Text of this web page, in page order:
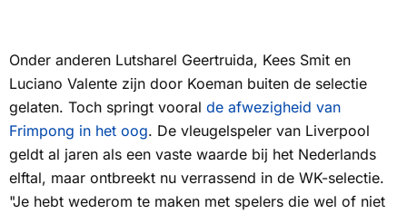
Onder anderen Lutsharel Geertruida, Kees Smit en
Luciano Valente zijn door Koeman buiten de selectie
gelaten. Toch springt vooral de afwezigheid van
Frimpong in het oog. De vleugelspeler van Liverpool
geldt al jaren als een vaste waarde bij het Nederlands
elftal, maar ontbreekt nu verrassend in de WK-selectie.
"Je hebt wederom te maken met spelers die wel of niet